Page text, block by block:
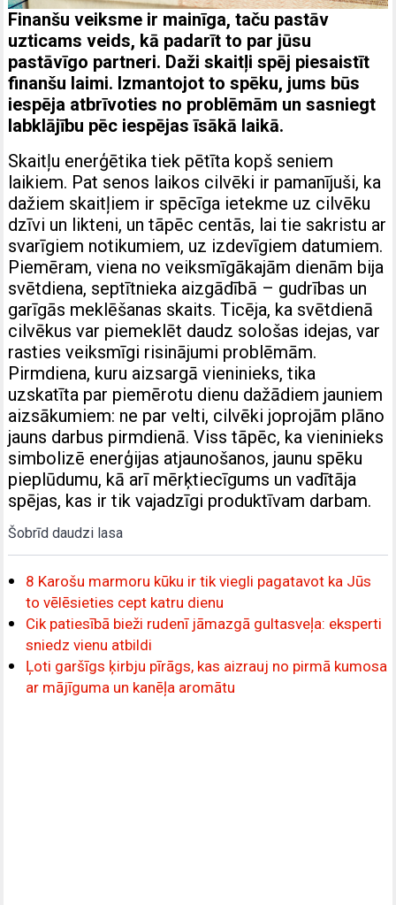
Finanšu veiksme ir mainīga, taču pastāv
uzticams veids, kā padarīt to par jūsu
pastāvīgo partneri. Daži skaitļi spēj piesaistīt
finanšu laimi. Izmantojot to spēku, jums būs
iespēja atbrīvoties no problēmām un sasniegt
labklājību pēc iespējas īsākā laikā.
Skaitļu enerģētika tiek pētīta kopš seniem
laikiem. Pat senos laikos cilvēki ir pamanījuši, ka
dažiem skaitļiem ir spēcīga ietekme uz cilvēku
dzīvi un likteni, un tāpēc centās, lai tie sakristu ar
svarīgiem notikumiem, uz izdevīgiem datumiem.
Piemēram, viena no veiksmīgākajām dienām bija
svētdiena, septītnieka aizgādībā – gudrības un
garīgās meklēšanas skaits. Ticēja, ka svētdienā
cilvēkus var piemeklēt daudz sološas idejas, var
rasties veiksmīgi risinājumi problēmām.
Pirmdiena, kuru aizsargā vieninieks, tika
uzskatīta par piemērotu dienu dažādiem jauniem
aizsākumiem: ne par velti, cilvēki joprojām plāno
jauns darbus pirmdienā. Viss tāpēc, ka vieninieks
simbolizē enerģijas atjaunošanos, jaunu spēku
pieplūdumu, kā arī mērķtiecīgums un vadītāja
spējas, kas ir tik vajadzīgi produktīvam darbam.
Šobrīd daudzi lasa
8 Karošu marmoru kūku ir tik viegli pagatavot ka Jūs
to vēlēsieties cept katru dienu
Cik patiesībā bieži rudenī jāmazgā gultasveļa: eksperti
sniedz vienu atbildi
Ļoti garšīgs ķirbju pīrāgs, kas aizrauj no pirmā kumosa
ar mājīguma un kanēļa aromātu